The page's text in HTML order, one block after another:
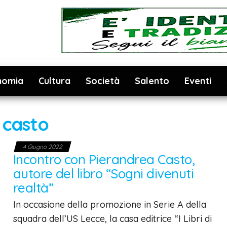
Cultura Società Salento Eventi
casto
4 Giugno 2022
Incontro con Pierandrea Casto,
autore del libro “Sogni divenuti
realtà”
In occasione della promozione in Serie A della
squadra dell’US Lecce, la casa editrice “I Libri di